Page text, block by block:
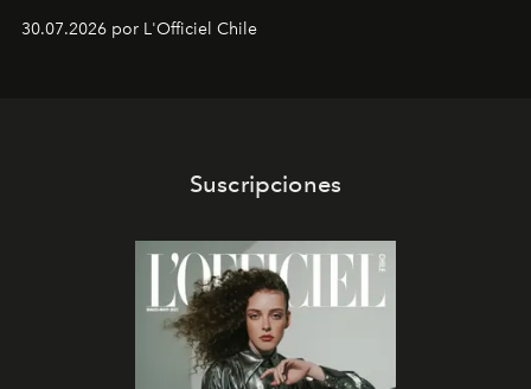
Latinoamérica, sobre identidad, cultura y el valor
30.07.2026 por L'Officiel Chile
Suscripciones